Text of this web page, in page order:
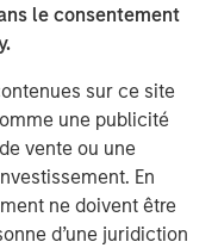
le consentement
sur ce site
une publicité
vente ou une
En
ne doivent être
d’une juridiction
the cloud. Fusion
of cloud
"finger pointing"
service providers.
in Fusion's targeted
the leading single-
and enterprise